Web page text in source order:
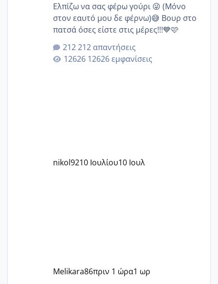
Ελπίζω να σας φέρω γούρι 😜 (Μόνο
στον εαυτό μου δε φέρνω)😅 Βουρ στο
πατσά όσες είστε στις μέρες!!!💙🩷
212 απαντήσεις
12626 εμφανίσεις
nikol9210 Ιουλίου10 Ιουλ
Melikara86πριν 1 ώρα1 ωρ